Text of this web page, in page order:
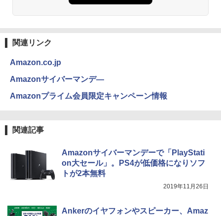
関連リンク
Amazon.co.jp
Amazonサイバーマンデ―
Amazonプライム会員限定キャンペーン情報
関連記事
Amazonサイバーマンデーで「PlayStati
on大セール」。PS4が低価格になりソフ
トが2本無料
2019年11月26日
Ankerのイヤフォンやスピーカー、Amaz